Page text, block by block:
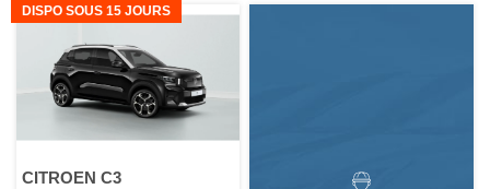
DISPO SOUS 15 JOURS
CITROEN C3